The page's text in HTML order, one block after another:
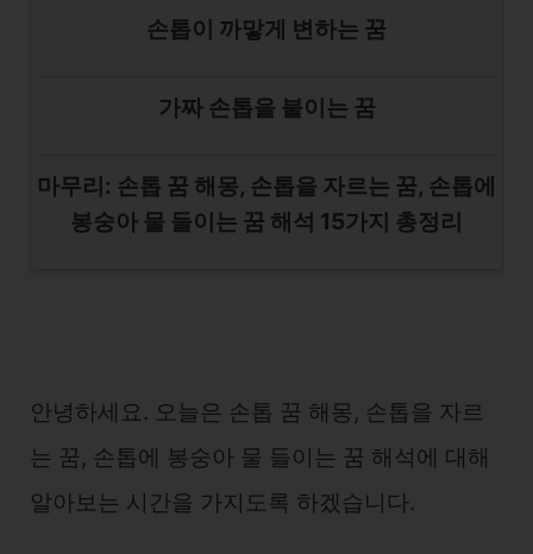
손톱이 까맣게 변하는 꿈
가짜 손톱을 붙이는 꿈
마무리: 손톱 꿈 해몽, 손톱을 자르는 꿈, 손톱에
봉숭아 물 들이는 꿈 해석 15가지 총정리
안녕하세요. 오늘은 손톱 꿈 해몽, 손톱을 자르
는 꿈, 손톱에 봉숭아 물 들이는 꿈 해석에 대해
알아보는 시간을 가지도록 하겠습니다.